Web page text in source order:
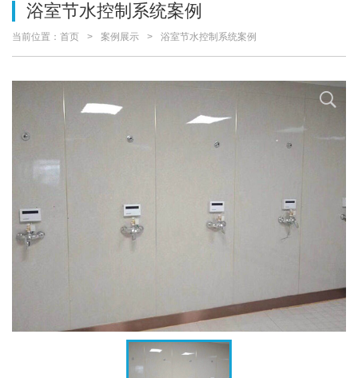
浴室节水控制系统案例
当前位置： 首页 案例展示 浴室节水控制系统案例